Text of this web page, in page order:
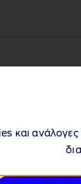
και